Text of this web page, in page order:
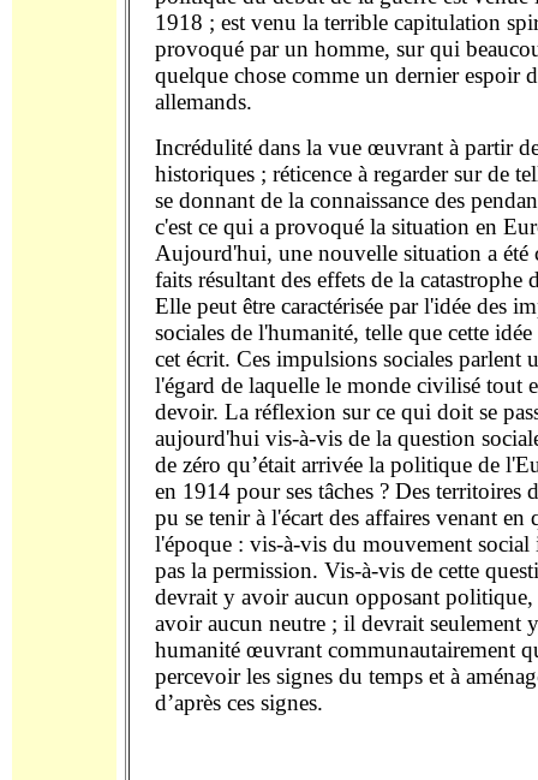
1918 ; est venu la terrible capitulation
provoqué par un homme, sur qui
quelque chose comme un dernier espoir
allemands.
Incrédulité dans la vue œuvrant à partir
historiques ; réticence à regarder sur de
se donnant de la connaissance des
c'est ce qui a provoqué la situation en
Aujourd'hui, une nouvelle situation a été
faits résultant des effets de la catastrophe
Elle peut être caractérisée par l'idée des
sociales de l'humanité, telle que cette idée
cet écrit. Ces impulsions sociales parlent
l'égard de laquelle le monde civilisé tout
devoir. La réflexion sur ce qui doit se
aujourd'hui vis-à-vis de la question
de zéro qu’était arrivée la politique de
en 1914 pour ses tâches ? Des territoires
pu se tenir à l'écart des affaires venant en
l'époque : vis-à-vis du mouvement social
pas la permission. Vis-à-vis de cette
devrait y avoir aucun opposant
avoir aucun neutre ; il devrait seulement
humanité œuvrant communautairement
percevoir les signes du temps et à
d’après ces signes.